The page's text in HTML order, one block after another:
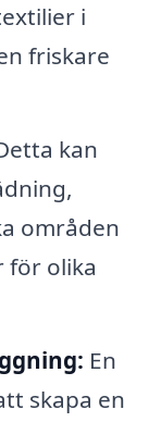
i
friskare
kan
områden
för olika
En
skapa en